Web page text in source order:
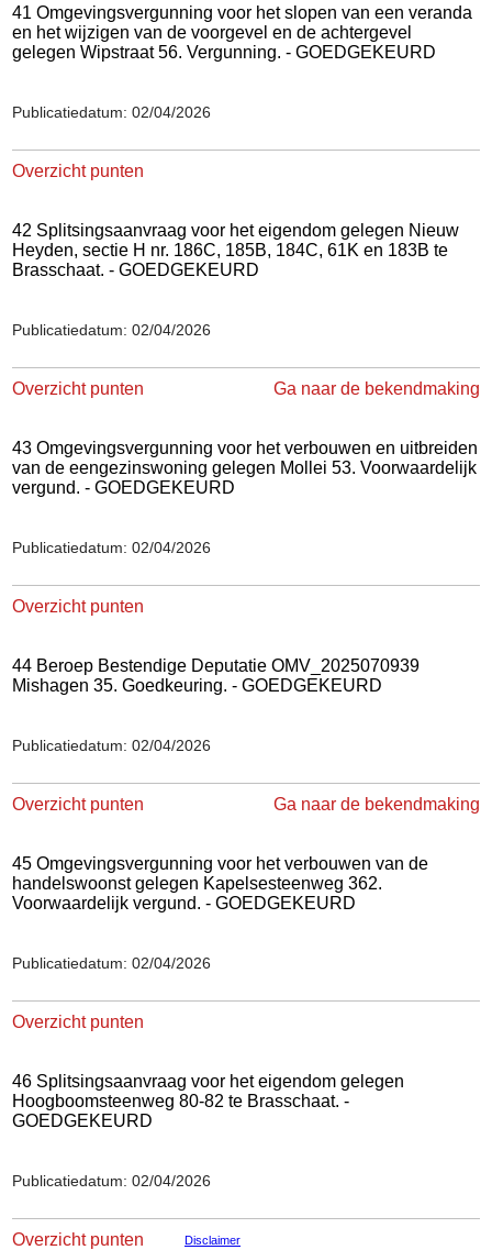
41 Omgevingsvergunning voor het slopen van een veranda
en het wijzigen van de voorgevel en de achtergevel
gelegen Wipstraat 56. Vergunning. - GOEDGEKEURD
Publicatiedatum: 02/04/2026
Overzicht punten
42 Splitsingsaanvraag voor het eigendom gelegen Nieuw
Heyden, sectie H nr. 186C, 185B, 184C, 61K en 183B te
Brasschaat. - GOEDGEKEURD
Publicatiedatum: 02/04/2026
Overzicht punten Ga naar de bekendmaking
43 Omgevingsvergunning voor het verbouwen en uitbreiden
van de eengezinswoning gelegen Mollei 53. Voorwaardelijk
vergund. - GOEDGEKEURD
Publicatiedatum: 02/04/2026
Overzicht punten
44 Beroep Bestendige Deputatie OMV_2025070939
Mishagen 35. Goedkeuring. - GOEDGEKEURD
Publicatiedatum: 02/04/2026
Overzicht punten Ga naar de bekendmaking
45 Omgevingsvergunning voor het verbouwen van de
handelswoonst gelegen Kapelsesteenweg 362.
Voorwaardelijk vergund. - GOEDGEKEURD
Publicatiedatum: 02/04/2026
Overzicht punten
46 Splitsingsaanvraag voor het eigendom gelegen
Hoogboomsteenweg 80-82 te Brasschaat. -
GOEDGEKEURD
Publicatiedatum: 02/04/2026
Overzicht punten Disclaimer